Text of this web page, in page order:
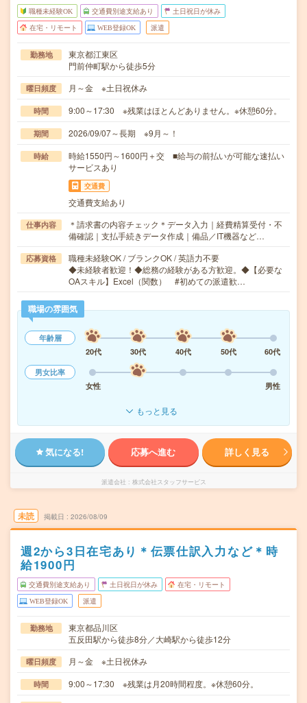
職種未経験OK 交通費別途支給あり 土日祝日が休み
在宅・リモート WEB登録OK 派遣
勤務地
東京都江東区
門前仲町駅から徒歩5分
曜日頻度 月～金 ※土日祝休み
時間 9:00～17:30 ※残業はほとんどありません。※休憩60分。
期間 2026/09/07～長期 ※9月～！
時給
時給1550円～1600円＋交 ■給与の前払いが可能な速払い
サービスあり
交通費
交通費支給あり
仕事内容
＊請求書の内容チェック＊データ入力｜経費精算受付・不
備確認｜支払手続きデータ作成｜備品／IT機器など…
応募資格
職種未経験OK / ブランクOK / 英語力不要
◆未経験者歓迎！◆総務の経験がある方歓迎。◆【必要な
OAスキル】Excel（関数） #初めての派遣歓…
職場の雰囲気
年齢層
20代
30代 40代 50代
60代
男女比率
女性
男性
もっと見る
気になる! 応募へ進む 詳しく見る
派遣会社 株式会社スタッフサービス
未読 掲載日 2026/08/09
週2から3日在宅あり＊伝票仕訳入力など＊時
給1900円
交通費別途支給あり 土日祝日が休み 在宅・リモート
WEB登録OK 派遣
勤務地
東京都品川区
五反田駅から徒歩8分／大崎駅から徒歩12分
曜日頻度 月～金 ※土日祝休み
時間 9:00～17:30 ※残業は月20時間程度。※休憩60分。